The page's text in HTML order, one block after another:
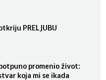
PRELJUBU
promenio život:
koja mi se ikada